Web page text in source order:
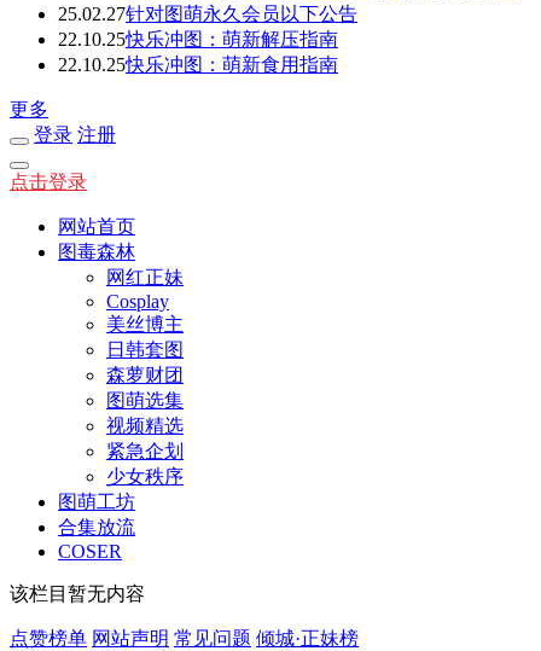
25.02.27针对图萌永久会员以下公告
22.10.25快乐冲图：萌新解压指南
22.10.25快乐冲图：萌新食用指南
更多
登录 注册
点击登录
网站首页
图毒森林
网红正妹
Cosplay
美丝博主
日韩套图
森萝财团
图萌选集
视频精选
紧急企划
少女秩序
图萌工坊
合集放流
COSER
该栏目暂无内容
点赞榜单 网站声明 常见问题 倾城·正妹榜